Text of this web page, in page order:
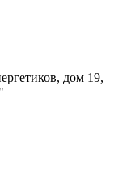
дом 19,